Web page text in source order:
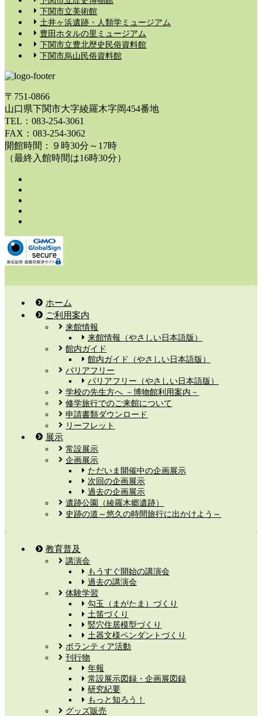
下関市立美術館
土井ヶ浜遺跡・人類学ミュージアム
豊田ホタルの里ミュージアム
下関市立豊北歴史民俗資料館
下関市烏山民俗資料館
〒751-0866
山口県下関市大字綾羅木字岡454番地
TEL：083-254-3061
FAX：083-254-3062
開館時間：９時30分～17時
（最終入館時間は16時30分）
ホーム
ご利用案内
来館情報
来館情報（やさしい日本語版）
館内ガイド
館内ガイド（やさしい日本語版）
バリアフリー
バリアフリー（やさしい日本語版）
学校の先生方へ －博物館利用案内－
修学旅行でのご来館について
申請書類ダウンロード
リーフレット
展示
常設展示
企画展示
ただいま開催中の企画展示
次回の企画展示
過去の企画展示
遺跡公園（綾羅木郷遺跡）
史跡の道～悠久の時間旅行に出かけよう～
教育普及
講演会
もうすぐ開始の講演会
過去の講演会
体験学習
勾玉（まがたま）づくり
土笛づくり
竪穴住居模型づくり
土器文様ペンダントづくり
ボランティア活動
刊行物
年報
常設展示図録・企画展図録
研究紀要
もっと知ろう！
グッズ販売